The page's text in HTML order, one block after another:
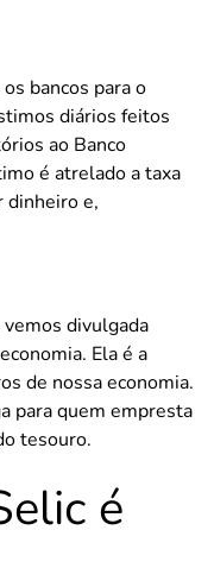
bancos para o
diários feitos
ao Banco
é atrelado a taxa
dinheiro e,
divulgada
Ela é a
de nossa economia.
para quem empresta
tesouro.
é